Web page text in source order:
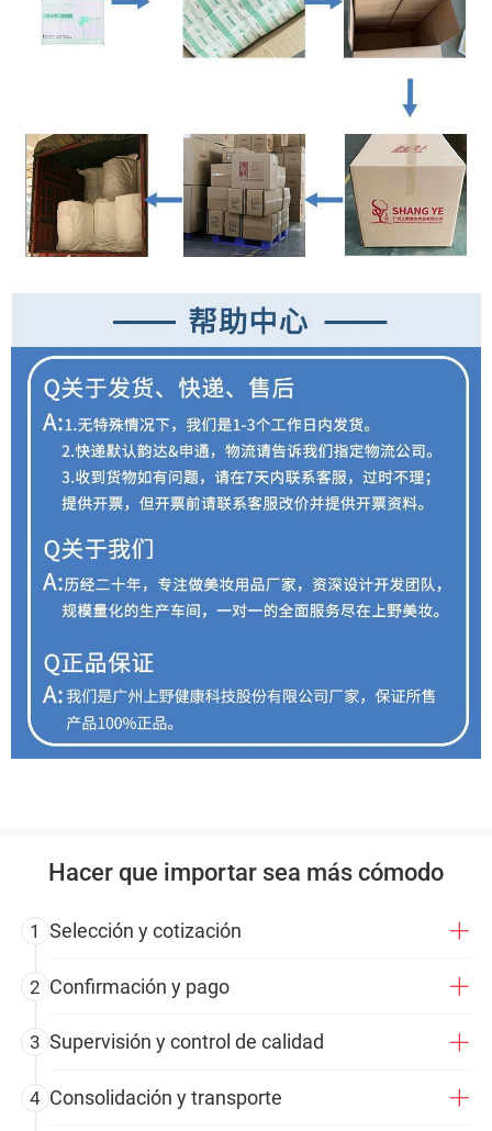
Hacer que importar sea más cómodo
1 Selección y cotización
2 Confirmación y pago
3 Supervisión y control de calidad
4 Consolidación y transporte